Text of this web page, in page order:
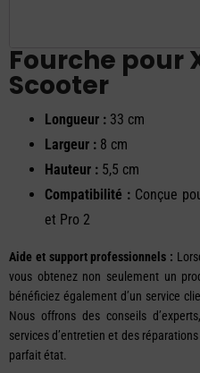
Fourche pour
Scooter
Longueur : 33 cm
Largeur : 8 cm
Hauteur : 5,5 cm
Compatibilité : Conçue
et Pro 2
Aide et support professionnels :
vous obtenez non seulement un
bénéficiez également d’un service
Nous offrons des conseils
services d’entretien et des
parfait état.